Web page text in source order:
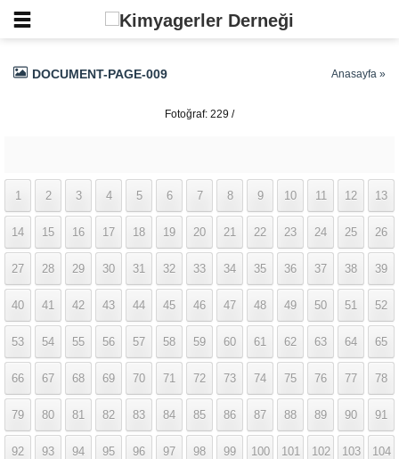
DOCUMENT-PAGE-009 Anasayfa »
Fotoğraf: 229 /
1 2 3 4 5 6 7 8 9 10 11 12 13
14 15 16 17 18 19 20 21 22 23 24 25 26
27 28 29 30 31 32 33 34 35 36 37 38 39
40 41 42 43 44 45 46 47 48 49 50 51 52
53 54 55 56 57 58 59 60 61 62 63 64 65
66 67 68 69 70 71 72 73 74 75 76 77 78
79 80 81 82 83 84 85 86 87 88 89 90 91
92 93 94 95 96 97 98 99 100 101 102 103 104